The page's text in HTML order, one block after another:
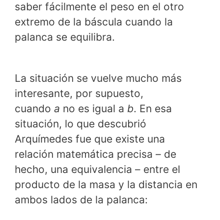
saber fácilmente el peso en el otro
extremo de la báscula cuando la
palanca se equilibra.
La situación se vuelve mucho más
interesante, por supuesto,
cuando a no es igual a b. En esa
situación, lo que descubrió
Arquímedes fue que existe una
relación matemática precisa – de
hecho, una equivalencia – entre el
producto de la masa y la distancia en
ambos lados de la palanca: